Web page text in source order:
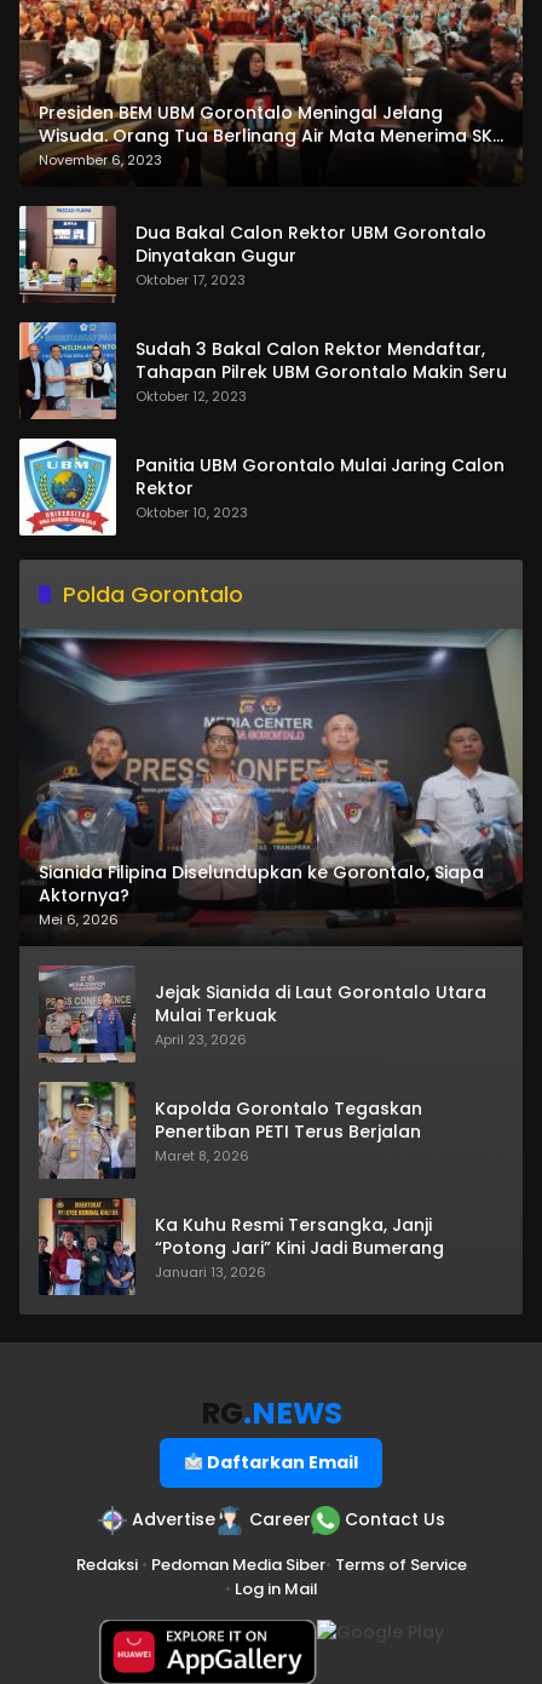
Presiden BEM UBM Gorontalo Meningal Jelang
Wisuda. Orang Tua Berlinang Air Mata Menerima SKL
dan Pemasangan Salempang
November 6, 2023
Dua Bakal Calon Rektor UBM Gorontalo
Dinyatakan Gugur
Oktober 17, 2023
Sudah 3 Bakal Calon Rektor Mendaftar,
Tahapan Pilrek UBM Gorontalo Makin Seru
Oktober 12, 2023
Panitia UBM Gorontalo Mulai Jaring Calon
Rektor
Oktober 10, 2023
Polda Gorontalo
Sianida Filipina Diselundupkan ke Gorontalo, Siapa
Aktornya?
Mei 6, 2026
Jejak Sianida di Laut Gorontalo Utara
Mulai Terkuak
April 23, 2026
Kapolda Gorontalo Tegaskan
Penertiban PETI Terus Berjalan
Maret 8, 2026
Ka Kuhu Resmi Tersangka, Janji
“Potong Jari” Kini Jadi Bumerang
Januari 13, 2026
RG.NEWS
Daftarkan Email
Advertise Career Contact Us
Redaksi• Pedoman Media Siber• Terms of Service
• Log in Mail